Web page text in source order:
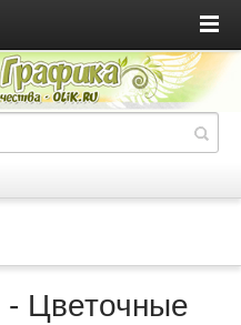
Цветочные